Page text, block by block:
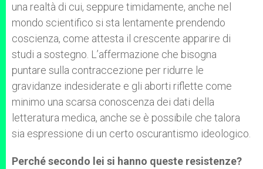
una realtà di cui, seppure timidamente, anche nel
mondo scientifico si sta lentamente prendendo
coscienza, come attesta il crescente apparire di
studi a sostegno. L’affermazione che bisogna
puntare sulla contraccezione per ridurre le
gravidanze indesiderate e gli aborti riflette come
minimo una scarsa conoscenza dei dati della
letteratura medica, anche se è possibile che talora
sia espressione di un certo oscurantismo ideologico.
Perché secondo lei si hanno queste resistenze?